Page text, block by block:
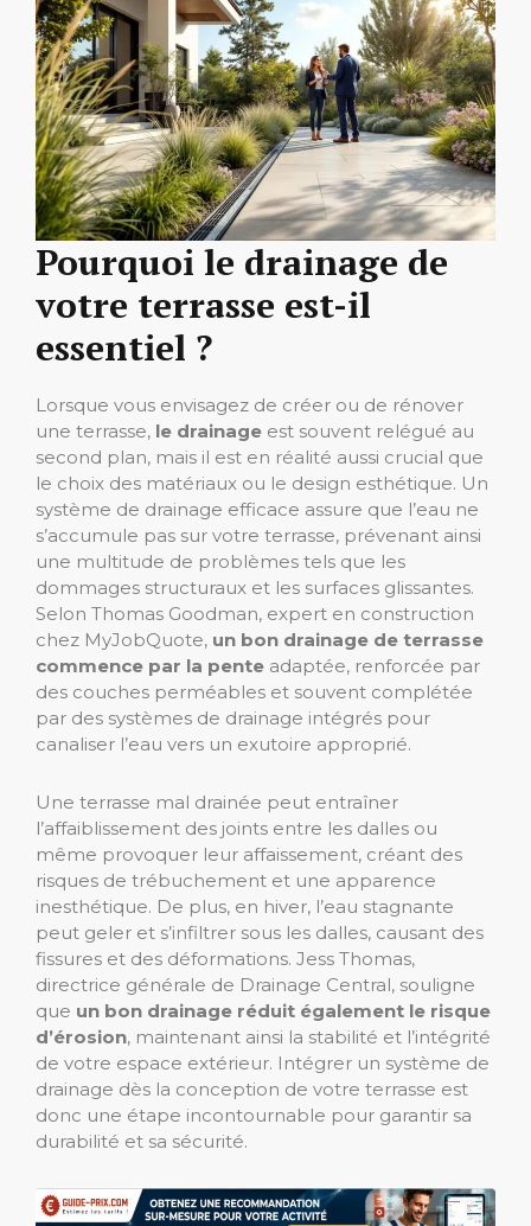
Pourquoi le drainage de
votre terrasse est-il
essentiel ?
Lorsque vous envisagez de créer ou de rénover
une terrasse, le drainage est souvent relégué au
second plan, mais il est en réalité aussi crucial que
le choix des matériaux ou le design esthétique. Un
système de drainage efficace assure que l’eau ne
s’accumule pas sur votre terrasse, prévenant ainsi
une multitude de problèmes tels que les
dommages structuraux et les surfaces glissantes.
Selon Thomas Goodman, expert en construction
chez MyJobQuote, un bon drainage de terrasse
commence par la pente adaptée, renforcée par
des couches perméables et souvent complétée
par des systèmes de drainage intégrés pour
canaliser l’eau vers un exutoire approprié.
Une terrasse mal drainée peut entraîner
l’affaiblissement des joints entre les dalles ou
même provoquer leur affaissement, créant des
risques de trébuchement et une apparence
inesthétique. De plus, en hiver, l’eau stagnante
peut geler et s’infiltrer sous les dalles, causant des
fissures et des déformations. Jess Thomas,
directrice générale de Drainage Central, souligne
que un bon drainage réduit également le risque
d’érosion, maintenant ainsi la stabilité et l’intégrité
de votre espace extérieur. Intégrer un système de
drainage dès la conception de votre terrasse est
donc une étape incontournable pour garantir sa
durabilité et sa sécurité.